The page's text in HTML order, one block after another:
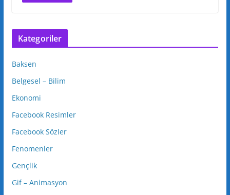
Kategoriler
Baksen
Belgesel – Bilim
Ekonomi
Facebook Resimler
Facebook Sözler
Fenomenler
Gençlik
Gif – Animasyon